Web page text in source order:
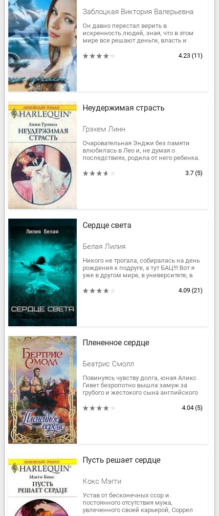
Заблоцкая Виктория Валерьевна
Он давно перестал верить в
искренность людей, зная, что в этом
мире все решают деньги, власть и
его постели новая девушка, его любви...
4.23 (11)
Неудержимая страсть
Грэхем Линн
Очаровательная Энджи без памяти
влюбилась в Лео и, не думая о
последствиях, родила от него ребенка.
равенства: она – дочь дворецкого, а
3.7 (5)
Сердце света
Белая Лилия
Никого не трогала, собиралась на день
рождения к подруге, а тут БАЦ!!! Вот я
уже в другом мире, в университете, в
наследники! Ну и...
4.09 (21)
Плененное сердце
Беатрис Смолл
Повинуясь чувству долга, юная Аликс
Гивет безропотно вышла замуж за
грубого и жестокого сына английского
скончался, красавица поклялась...4.04 (5)
Пусть решает сердце
Кокс Мэгги
Устав от бесконечных ссор и
постоянного отсутствия мужа,
увлеченного своей карьерой, Соррел